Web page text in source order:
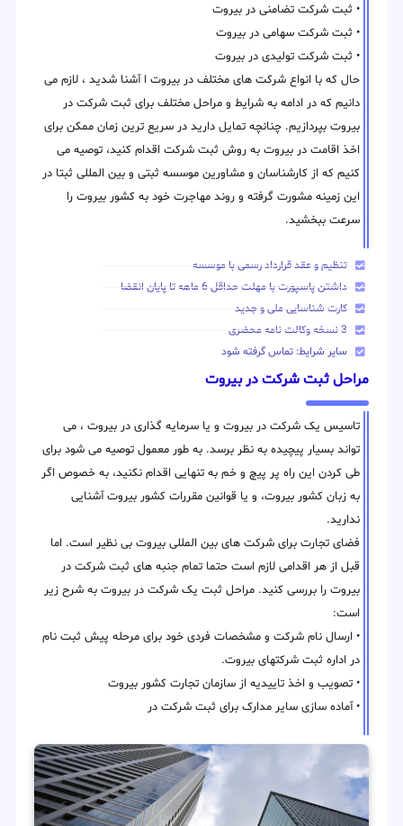
• ثبت شرکت تضامنی در بیروت
• ثبت شرکت سهامی در بیروت
• ثبت شرکت تولیدی در بیروت
حال که با انواع شرکت های مختلف در بیروت ا آشنا شدید ، لازم می
دانیم که در ادامه به شرایط و مراحل مختلف برای ثبت شرکت در
بیروت بپردازیم. چنانچه تمایل دارید در سریع ترین زمان ممکن برای
اخذ اقامت در بیروت به روش ثبت شرکت اقدام کنید، توصیه می
کنیم که از کارشناسان و مشاورین موسسه ثبتی و بین المللی ثبتا در
این زمینه مشورت گرفته و روند مهاجرت خود به کشور بیروت را
سرعت ببخشید.
تنظیم و عقد قرارداد رسمی با موسسه
داشتن پاسپورت با مهلت حداقل 6 ماهه تا پایان انقضا
کارت شناسایی ملی و جدید
3 نسخه وکالت نامه محضری
سایر شرایط: تماس گرفته شود
مراحل ثبت شرکت در بیروت
تاسیس یک شرکت در بیروت و یا سرمایه گذاری در بیروت ، می
تواند بسیار پیچیده به نظر برسد. به طور معمول توصیه می شود برای
طی کردن این راه پر پیچ و خم به تنهایی اقدام نکنید، به خصوص اگر
به زبان کشور بیروت، و یا قوانین مقررات کشور بیروت آشنایی
ندارید.
فضای تجارت برای شرکت های بین المللی بیروت بی نظیر است. اما
قبل از هر اقدامی لازم است حتما تمام جنبه های ثبت شرکت در
بیروت را بررسی کنید. مراحل ثبت یک شرکت در بیروت به شرح زیر
است:
• ارسال نام شرکت و مشخصات فردی خود برای مرحله پیش ثبت نام
در اداره ثبت شرکتهای بیروت.
• تصویب و اخذ تاییدیه از سازمان تجارت کشور بیروت
• آماده سازی سایر مدارک برای ثبت شرکت در